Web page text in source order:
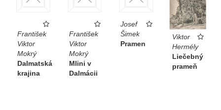
František
Viktor
Mokrý
Dalmatská
krajina
František
Viktor
Mokrý
Mlini v
Dalmácii
Josef
Šimek
Pramen
Viktor
Hermély
Liečebný
prameň